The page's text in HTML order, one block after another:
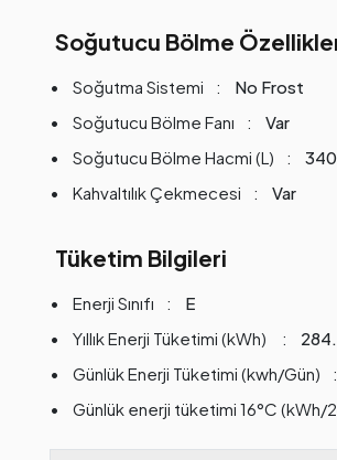
Soğutucu Bölme
Soğutma Sistemi
No Frost
Soğutucu Bölme Fanı
Var
Soğutucu Bölme Hacmi (L)
Kahvaltılık Çekmecesi
Var
Tüketim Bilgileri
Enerji Sınıfı
E
Yıllık Enerji Tüketimi (kWh)
Günlük Enerji Tüketimi (kwh/Gün)
Günlük enerji tüketimi 16°C (kWh/